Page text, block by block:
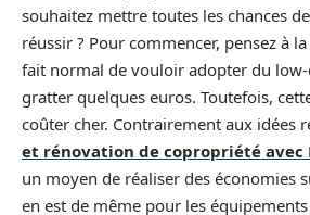
souhaitez mettre toutes les chances
réussir ? Pour commencer, pensez à
fait normal de vouloir adopter du
gratter quelques euros. Toutefois,
coûter cher. Contrairement aux idées
et rénovation de copropriété avec
un moyen de réaliser des économies
en est de même pour les